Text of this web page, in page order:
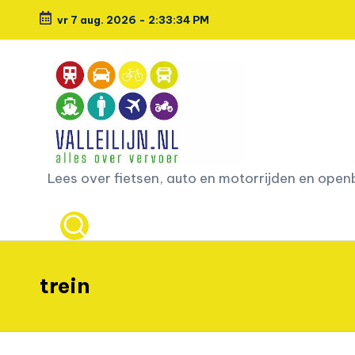
Ga
vr 7 aug. 2026 - 2:33:36 PM
L
e
e
s
Lees over fietsen, auto en motorrijden en
trein